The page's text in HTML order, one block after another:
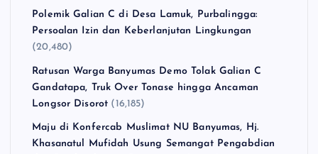
Polemik Galian C di Desa Lamuk, Purbalingga:
Persoalan Izin dan Keberlanjutan Lingkungan
(20,480)
Ratusan Warga Banyumas Demo Tolak Galian C
Gandatapa, Truk Over Tonase hingga Ancaman
Longsor Disorot (16,185)
Maju di Konfercab Muslimat NU Banyumas, Hj.
Khasanatul Mufidah Usung Semangat Pengabdian